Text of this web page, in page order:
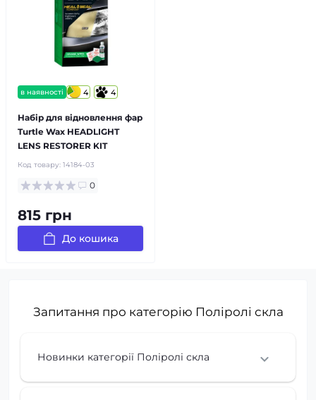
в наявності 4 4
Набір для відновлення фар
Turtle Wax HEADLIGHT
LENS RESTORER KIT
Код товару: 14184-03
0
815 грн
До кошика
Запитання про категорію Поліролі скла
Новинки категорії Поліролі скла